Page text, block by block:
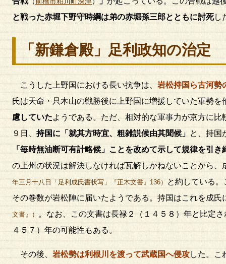
と戦った赤堀下野守時綱は弟の赤堀孫三郎とともに討死し
「新鎌倉殿」足利政知の治定
こうした上野国における長い抗争は、 岩松持国ら古河勢
氏は天命・只木山の戦勝後に上野国に増援していた軍勢
慮していたようである。ただ、相対的な軍事力が京方に
９日、 持国に「就其方時宜、粗雑説候由其聞候」 と、持国
「毎時無油断可有計略候」ことを改めて示して規律を引き
の上州の状況は解決しなければ瓦解しかねないことから、
年三月十八日「足利成氏書状写」『正木文書』136）
と約している
その巻数が岩松陣に届いたようである。持国はこれを成
文書』）
。なお、この文書は長禄２（１４５８）年と比定
４５７）年の可能性もある。
その後、 岩松勢は利根川を渡って武蔵国へ侵攻した。こ